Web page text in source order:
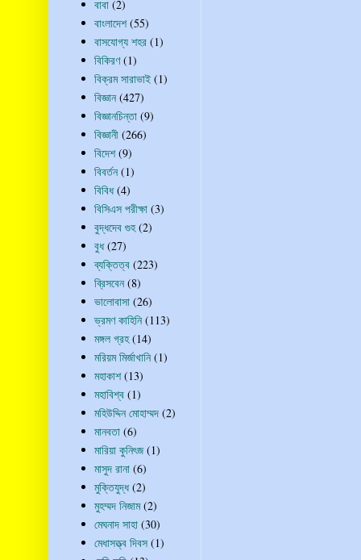
বাবা (2)
বাংলাদেশ (55)
বাসযোগ্য শহর (1)
বিকিরণ (1)
বিক্রম সারাভাই (1)
বিজ্ঞান (427)
বিজ্ঞানচিন্তা (9)
বিজ্ঞানী (266)
বিদেশ (9)
বিবর্তন (1)
বিবিধ (4)
বিসিএস পরীক্ষা (3)
বুদ্ধদেব গুহ (2)
বুধ (27)
ব্যক্তিত্ব (223)
ব্রিসবেন (8)
ভালোবাসা (26)
ভ্রমণ কাহিনি (113)
মঙ্গল গ্রহ (14)
মরিয়ম মির্জাখানি (1)
মহাকাশ (13)
মহাবিশ্ব (1)
মহিউদ্দিন মোহাম্মদ (2)
মানবতা (6)
মারিয়া কুনিৎজ (1)
মাসুদ রানা (6)
মুক্তিযুদ্ধ (2)
মুহম্মদ নিজাম (2)
মেঘনাদ সাহা (30)
মেধাসত্ত্ব দিবস (1)